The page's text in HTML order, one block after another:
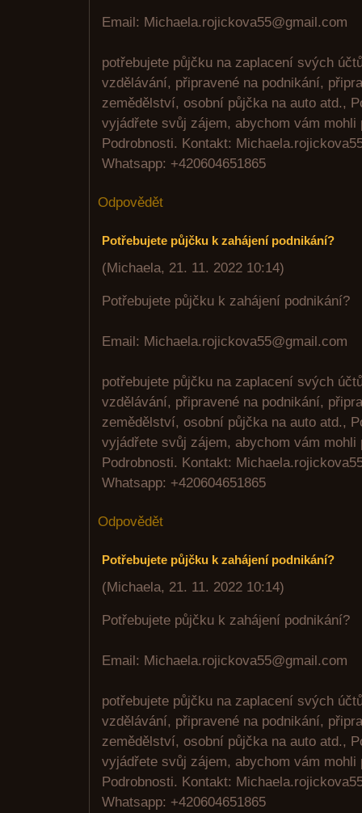
Email: Michaela.rojickova55@gmail.com
potřebujete půjčku na zaplacení svých
vzdělávání, připravené na podnikání,
zemědělství, osobní půjčka na auto atd.,
vyjádřete svůj zájem, abychom vám mohli
Podrobnosti. Kontakt:
Whatsapp: +420604651865
Odpovědět
Potřebujete půjčku k zahájení podnikání?
(Michaela, 21. 11. 2022 10:14)
Potřebujete půjčku k zahájení podnikání?
Email: Michaela.rojickova55@gmail.com
potřebujete půjčku na zaplacení svých
vzdělávání, připravené na podnikání,
zemědělství, osobní půjčka na auto atd.,
vyjádřete svůj zájem, abychom vám mohli
Podrobnosti. Kontakt:
Whatsapp: +420604651865
Odpovědět
Potřebujete půjčku k zahájení podnikání?
(Michaela, 21. 11. 2022 10:14)
Potřebujete půjčku k zahájení podnikání?
Email: Michaela.rojickova55@gmail.com
potřebujete půjčku na zaplacení svých
vzdělávání, připravené na podnikání,
zemědělství, osobní půjčka na auto atd.,
vyjádřete svůj zájem, abychom vám mohli
Podrobnosti. Kontakt:
Whatsapp: +420604651865